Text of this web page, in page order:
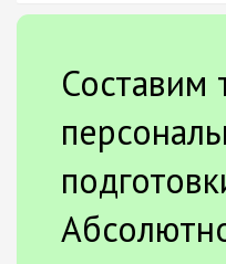
Составим